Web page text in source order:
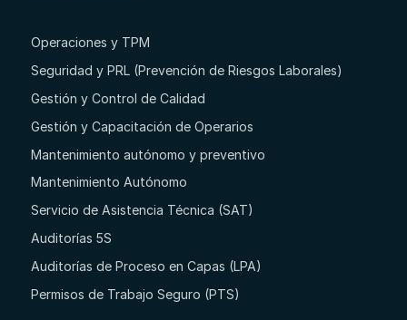
Operaciones y TPM
Seguridad y PRL (Prevención de Riesgos Laborales)
Gestión y Control de Calidad
Gestión y Capacitación de Operarios
Mantenimiento autónomo y preventivo
Mantenimiento Autónomo
Servicio de Asistencia Técnica (SAT)
Auditorías 5S
Auditorías de Proceso en Capas (LPA)
Permisos de Trabajo Seguro (PTS)